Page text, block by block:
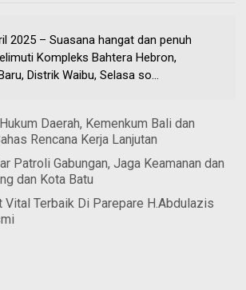
2025 – Suasana hangat dan penuh
Kompleks Bahtera Hebron,
Distrik Waibu, Selasa so...
Daerah, Kemenkum Bali dan
Rencana Kerja Lanjutan
Patroli Gabungan, Jaga Keamanan dan
dan Kota Batu
Vital Terbaik Di Parepare H.Abdulazis